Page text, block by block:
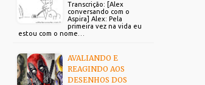
Transcrição: [Alex
conversando com o
Aspira] Alex: Pela
primeira vez na vida eu
estou com o nome…
AVALIANDO E
REAGINDO AOS
DESENHOS DOS